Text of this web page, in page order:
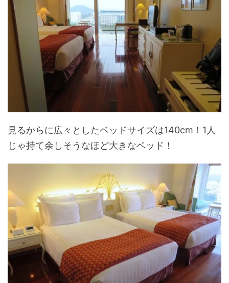
見るからに広々としたベッドサイズは140cm！1人
じゃ持て余しそうなほど大きなベッド！